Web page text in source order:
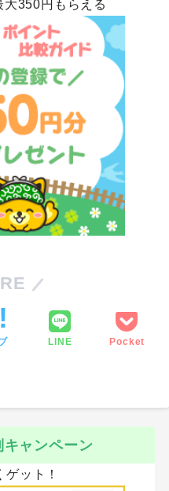
大350円もらえる
LINE Pocket
ャンペーン
ット！